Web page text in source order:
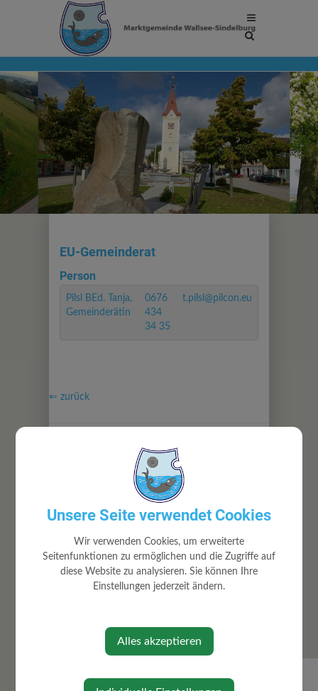
Site
EU-Gemeinderat
Person
Pilsl BEd. Tanja,
Gemeinderätin
0676
434
34 35
t.pilsl@pilcon.eu
⇐ zurück
GEMEINDE
Gemeindeamt
Mitarbeiter
Gemeinderat
Volksbegehren
Zuständigkeiten
Unsere Seite verwendet Cookies
Wir verwenden Cookies, um erweiterte
Seitenfunktionen zu ermöglichen und die Zugriffe auf
diese Website zu analysieren. Sie können Ihre
Einstellungen jederzeit ändern.
Alles akzeptieren